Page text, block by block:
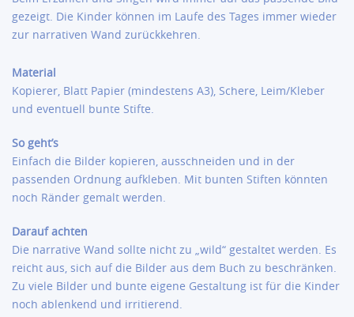
gezeigt. Die Kinder können im Laufe des Tages immer wieder
zur narrativen Wand zurückkehren.
Material
Kopierer, Blatt Papier (mindestens A3), Schere, Leim/Kleber
und eventuell bunte Stifte.
So geht’s
Einfach die Bilder kopieren, ausschneiden und in der
passenden Ordnung aufkleben. Mit bunten Stiften könnten
noch Ränder gemalt werden.
Darauf achten
Die narrative Wand sollte nicht zu „wild“ gestaltet werden. Es
reicht aus, sich auf die Bilder aus dem Buch zu beschränken.
Zu viele Bilder und bunte eigene Gestaltung ist für die Kinder
noch ablenkend und irritierend.